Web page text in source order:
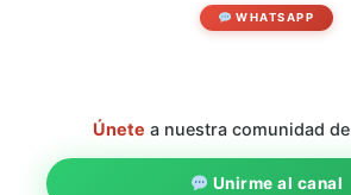
WHATSAPP
Únete a nuestra comunidad
Unirme al canal